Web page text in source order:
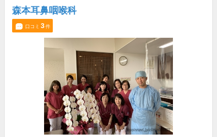
森本耳鼻咽喉科
口コミ 3件